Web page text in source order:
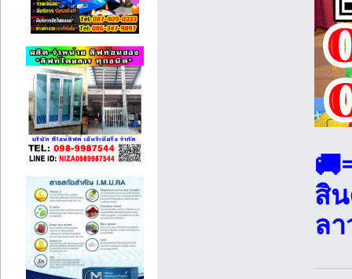
สิ
ลา